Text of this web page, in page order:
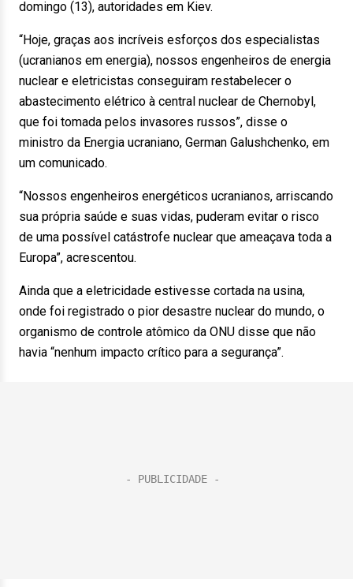
domingo (13), autoridades em Kiev.
“Hoje, graças aos incríveis esforços dos especialistas
(ucranianos em energia), nossos engenheiros de energia
nuclear e eletricistas conseguiram restabelecer o
abastecimento elétrico à central nuclear de Chernobyl,
que foi tomada pelos invasores russos”, disse o
ministro da Energia ucraniano, German Galushchenko, em
um comunicado.
“Nossos engenheiros energéticos ucranianos, arriscando
sua própria saúde e suas vidas, puderam evitar o risco
de uma possível catástrofe nuclear que ameaçava toda a
Europa”, acrescentou.
Ainda que a eletricidade estivesse cortada na usina,
onde foi registrado o pior desastre nuclear do mundo, o
organismo de controle atômico da ONU disse que não
havia “nenhum impacto crítico para a segurança”.